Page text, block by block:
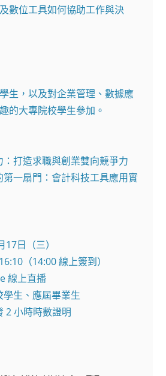
數位工具如何協助工作與決
生，以及對企業管理、數據應
的大專院校學生參加。
一扇門：會計科技工具應用實
形式｜YouTube 線上直播
2 小時時數證明